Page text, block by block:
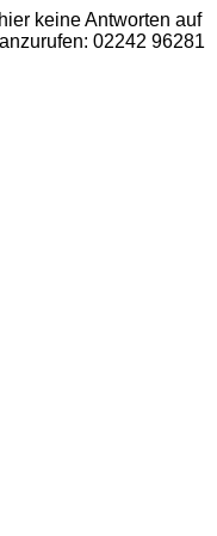
keine Antworten auf
02242 96281